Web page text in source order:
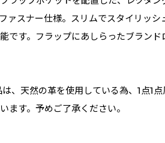
ァスナー仕様。スリムでスタイリッシ
です。フラップにあしらったブランド
、天然の革を使用している為、1点1
ます。予めご了承ください。